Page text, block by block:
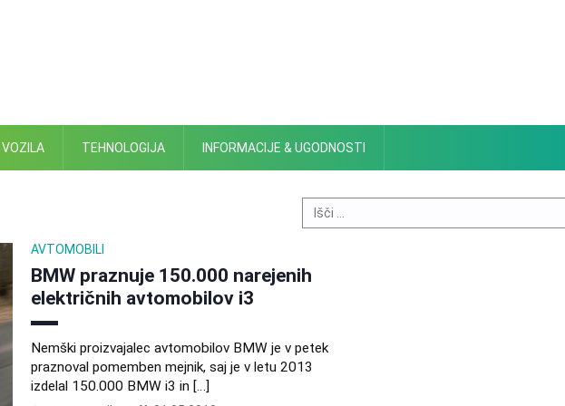
TEHNOLOGIJA INFORMACIJE & UGODNOSTI
Search
for:
AVTOMOBILI
BMW praznuje 150.000 narejenih
električnih avtomobilov i3
Nemški proizvajalec avtomobilov BMW je v petek
praznoval pomemben mejnik, saj je v letu 2013
izdelal 150.000 BMW i3 in […]